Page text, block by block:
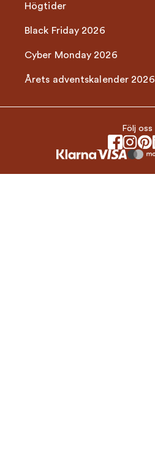
Högtider
Black Friday 2026
Cyber Monday 2026
Årets adventskalender 2026
Följ oss